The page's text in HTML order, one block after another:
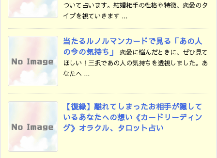
ついて占います。結婚相手の性格や特徴、恋愛のタ
イプを視ていきます ...
当たるルノルマンカードで見る「あの人
の今の気持ち」
恋愛に悩んだときに、ぜひ見て
ほしい！三択であの人の気持ちを透視しました。あ
なたへ ...
【復縁】離れてしまったお相手が隠して
いるあなたへの想い《カードリーディン
グ》オラクル、タロット占い